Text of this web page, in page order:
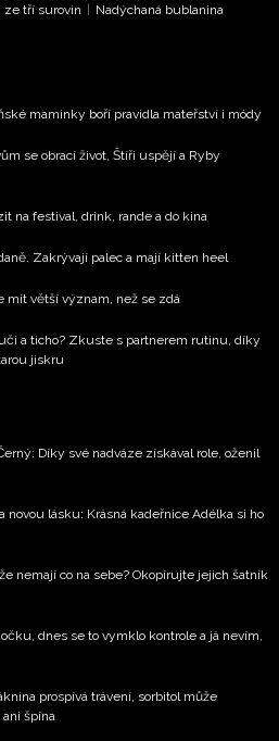
ze tří surovin Nadýchaná bublanina
maminky boří pravidla mateřství i módy
se obrací život, Štíři uspějí a Ryby
na festival, drink, rande a do kina
Zakrývají palec a mají kitten heel
mít větší význam, než se zdá
a ticho? Zkuste s partnerem rutinu, díky
jiskru
Díky své nadváze získával role, oženil
novou lásku: Krásná kadeřnice Adélka si ho
nemají co na sebe? Okopírujte jejich šatník
dnes se to vymklo kontrole a já nevím,
prospívá trávení, sorbitol může
špína